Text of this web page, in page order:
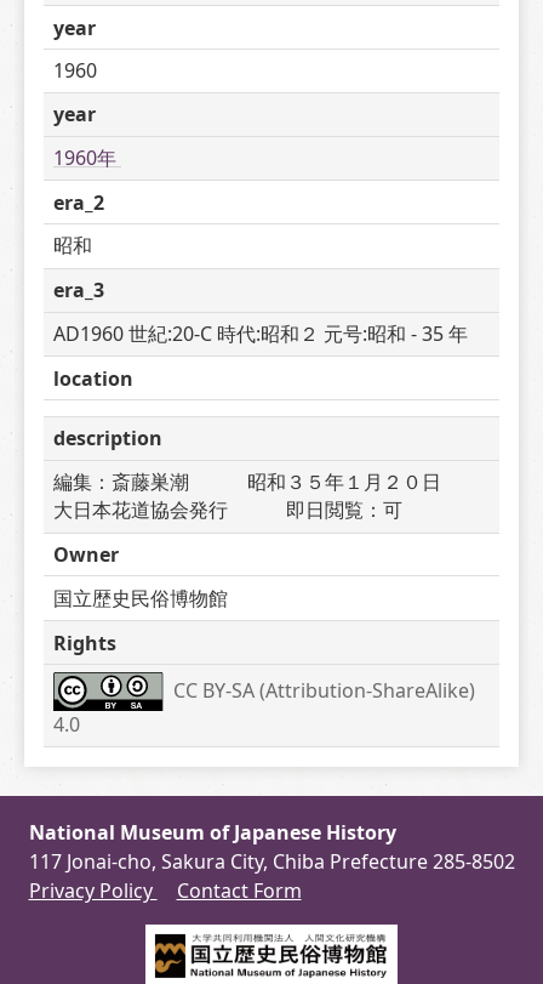
year
1960
year
1960年
era_2
昭和
era_3
AD1960 世紀:20-C 時代:昭和２ 元号:昭和 - 35 年
location
description
編集：斎藤巣潮　　　昭和３５年１月２０日
大日本花道協会発行　　　即日閲覧：可
Owner
国立歴史民俗博物館
Rights
CC BY-SA (Attribution-ShareAlike)
4.0
National Museum of Japanese History
117 Jonai-cho, Sakura City, Chiba Prefecture 285-8502
Privacy Policy
Contact Form